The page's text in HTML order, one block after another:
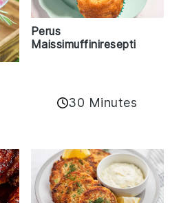
Perus
Maissimuffiniresepti
30 Minutes